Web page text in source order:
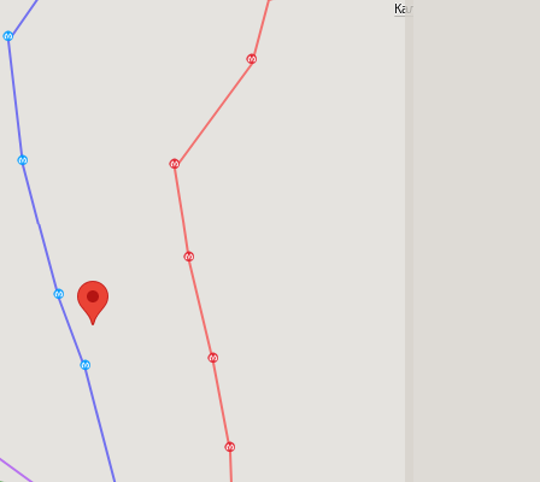
Калининский